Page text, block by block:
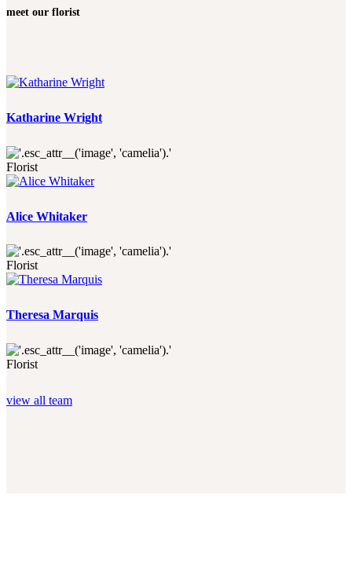
meet our florist
Katharine Wright
Florist
Alice Whitaker
Florist
Theresa Marquis
Florist
view all team